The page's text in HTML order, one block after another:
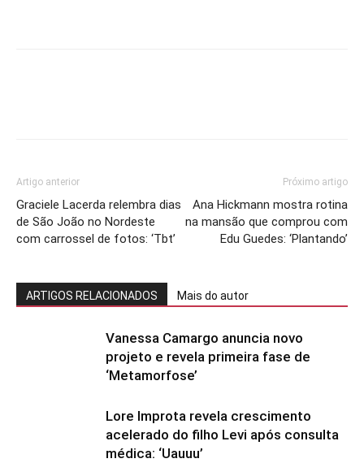
Artigo anterior
Graciele Lacerda relembra dias
de São João no Nordeste
com carrossel de fotos: ‘Tbt’
Próximo artigo
Ana Hickmann mostra rotina
na mansão que comprou com
Edu Guedes: ‘Plantando’
ARTIGOS RELACIONADOS Mais do autor
Vanessa Camargo anuncia novo
projeto e revela primeira fase de
‘Metamorfose’
Lore Improta revela crescimento
acelerado do filho Levi após consulta
médica: ‘Uauuu’